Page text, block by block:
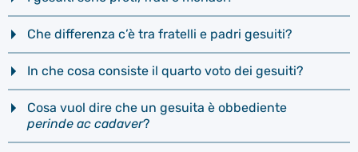
Che differenza c’è tra fratelli e padri gesuiti?
In che cosa consiste il quarto voto dei gesuiti?
Cosa vuol dire che un gesuita è obbediente
perinde ac cadaver?